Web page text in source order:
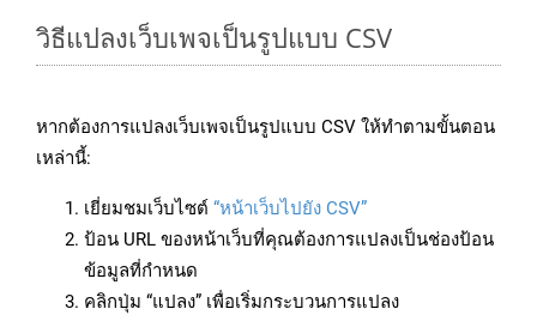
วิธีแปลงเว็บเพจเป็นรูปแบบ CSV
หากต้องการแปลงเว็บเพจเป็นรูปแบบ CSV ให้ทำตามขั้นตอน
เหล่านี้:
เยี่ยมชมเว็บไซต์ “หน้าเว็บไปยัง CSV”
ป้อน URL ของหน้าเว็บที่คุณต้องการแปลงเป็นช่องป้อน
ข้อมูลที่กำหนด
คลิกปุ่ม “แปลง” เพื่อเริ่มกระบวนการแปลง